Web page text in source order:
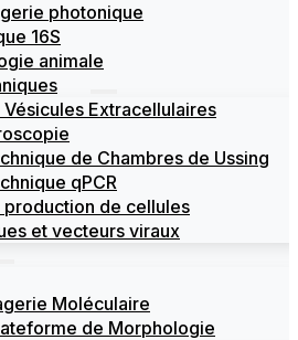
photonique
16S
animale
Vésicules Extracellulaires
de Chambres de Ussing
qPCR
production de cellules
et vecteurs viraux
Moléculaire
de Morphologie